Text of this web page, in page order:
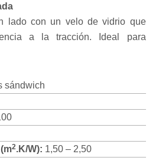
lado con un velo de vidrio que
a la tracción. Ideal para
sándwich
2.K/W): 1,50 – 2,50